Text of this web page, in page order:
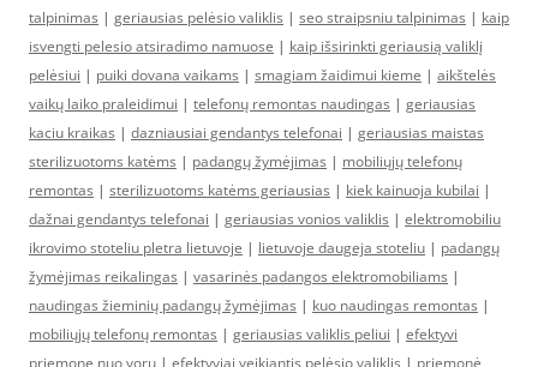
talpinimas | geriausias pelėsio valiklis | seo straipsniu talpinimas | kaip
isvengti pelesio atsiradimo namuose | kaip išsirinkti geriausią valiklį
pelėsiui | puiki dovana vaikams | smagiam žaidimui kieme | aikštelės
vaikų laiko praleidimui | telefonų remontas naudingas | geriausias
kaciu kraikas | dazniausiai gendantys telefonai | geriausias maistas
sterilizuotoms katėms | padangų žymėjimas | mobiliųjų telefonų
remontas | sterilizuotoms katėms geriausias | kiek kainuoja kubilai |
dažnai gendantys telefonai | geriausias vonios valiklis | elektromobiliu
ikrovimo stoteliu pletra lietuvoje | lietuvoje daugeja stoteliu | padangų
žymėjimas reikalingas | vasarinės padangos elektromobiliams |
naudingas žieminių padangų žymėjimas | kuo naudingas remontas |
mobiliųjų telefonų remontas | geriausias valiklis peliui | efektyvi
priemone nuo voru | efektyviai veikiantis pelėsio valiklis | priemonė